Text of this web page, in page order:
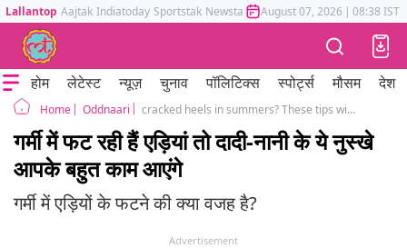
Lallantop Aajtak Indiatoday Sportstak Newstak Mumbai Tak Astrotak
August 07, 2026 | 08:38 IST
होम लेटेस्ट न्यूज़ चुनाव पॉलिटिक्स स्पोर्ट्स मौसम देश
Home Oddnaari cracked heels in summers? These tips will help you repair
गर्मी में फट रही हैं एड़ियां तो दादी-नानी के ये नुस्खे
आपके बहुत काम आएंगे
गर्मी में एड़ियों के फटने की क्या वजह है?
Advertisement